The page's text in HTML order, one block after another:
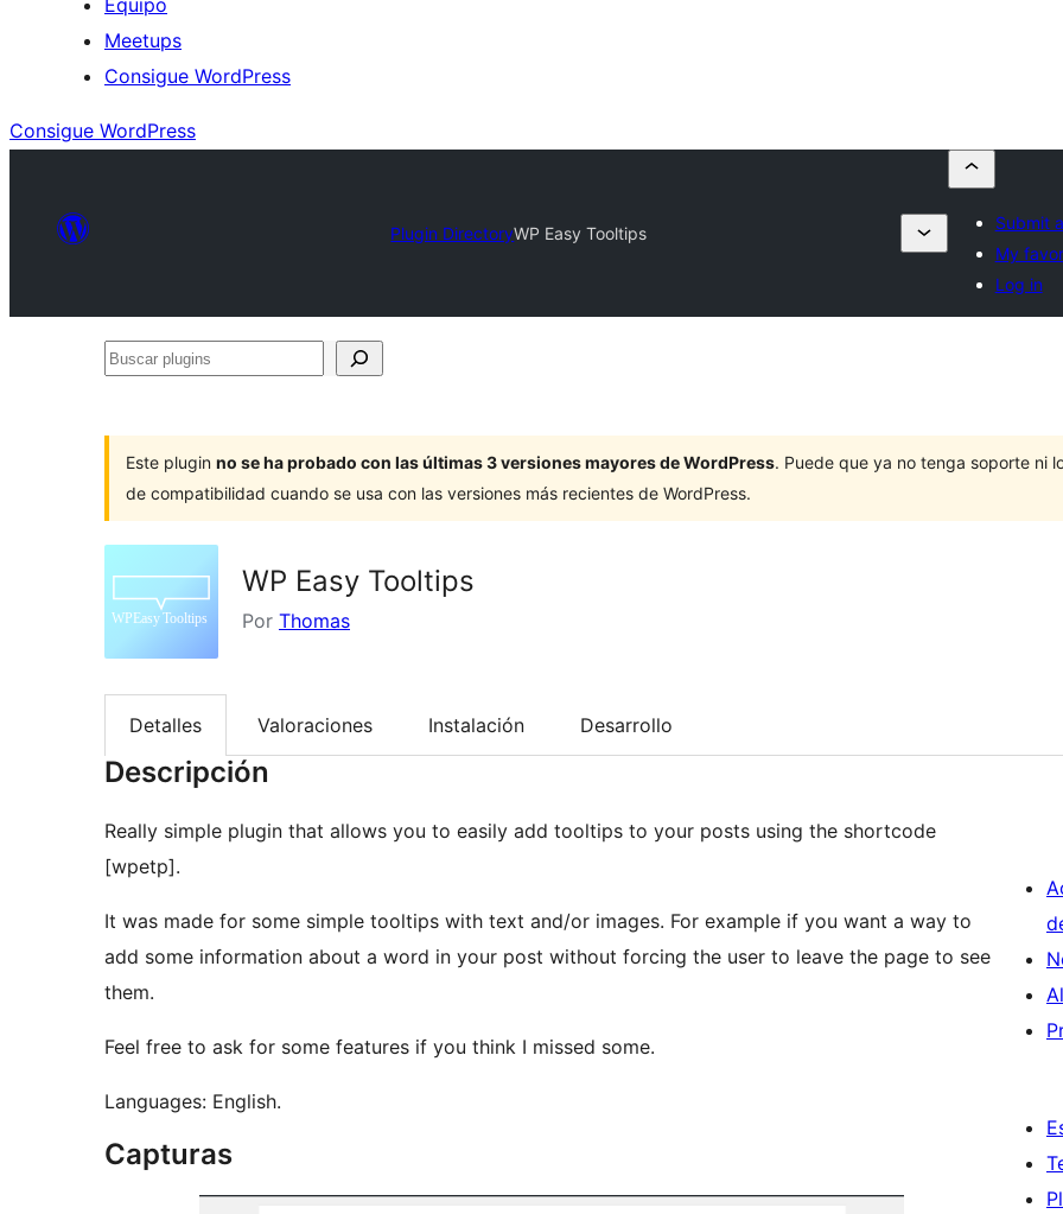
Equipo
Meetups
Consigue WordPress
Consigue WordPress
Plugin DirectoryWP Easy Tooltips
Submit
My
Log in
Buscar
Este plugin no se ha probado con las últimas 3 versiones mayores de WordPress. Puede que ya no tenga soporte ni
de compatibilidad cuando se usa con las versiones más recientes de WordPress.
WP Easy Tooltips
Por Thomas
Detalles Valoraciones Instalación Desarrollo
Descripción
Really simple plugin that allows you to easily add tooltips to your posts using the shortcode
[wpetp].
It was made for some simple tooltips with text and/or images. For example if you want a way to
add some information about a word in your post without forcing the user to leave the page to see
them.
Feel free to ask for some features if you think I missed some.
Languages: English.
Capturas